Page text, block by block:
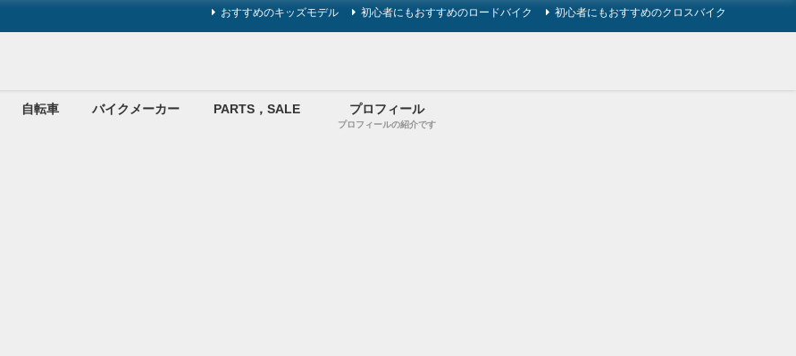
おすすめのキッズモデル 初心者にもおすすめのロードバイク 初心者にもおすすめのクロスバイク
自転車 バイクメーカー PARTS，SALE プロフィール
プロフィールの紹介です